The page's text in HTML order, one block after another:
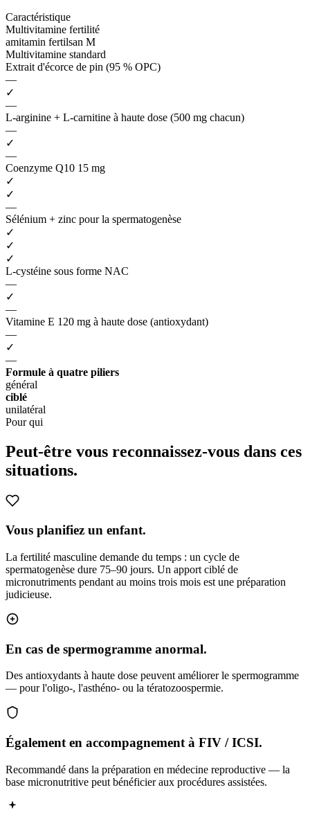
Caractéristique
Multivitamine fertilité
amitamin fertilsan M
Multivitamine standard
Extrait d'écorce de pin (95 % OPC)
—
✓
—
L-arginine + L-carnitine à haute dose (500 mg chacun)
—
✓
—
Coenzyme Q10 15 mg
✓
✓
—
Sélénium + zinc pour la spermatogenèse
✓
✓
✓
L-cystéine sous forme NAC
—
✓
—
Vitamine E 120 mg à haute dose (antioxydant)
—
✓
—
Formule à quatre piliers
général
ciblé
unilatéral
Pour qui
Peut-être vous reconnaissez-vous dans ces
situations.
Vous planifiez un enfant.
La fertilité masculine demande du temps : un cycle de
spermatogenèse dure 75–90 jours. Un apport ciblé de
micronutriments pendant au moins trois mois est une préparation
judicieuse.
En cas de spermogramme anormal.
Des antioxydants à haute dose peuvent améliorer le spermogramme
— pour l'oligo-, l'asthéno- ou la tératozoospermie.
Également en accompagnement à FIV / ICSI.
Recommandé dans la préparation en médecine reproductive — la
base micronutritive peut bénéficier aux procédures assistées.